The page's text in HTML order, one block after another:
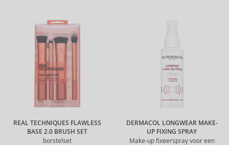
REAL TECHNIQUES FLAWLESS
BASE 2.0 BRUSH SET
borstelset
DERMACOL LONGWEAR MAKE-
UP FIXING SPRAY
Make-up fixeerspray voor een